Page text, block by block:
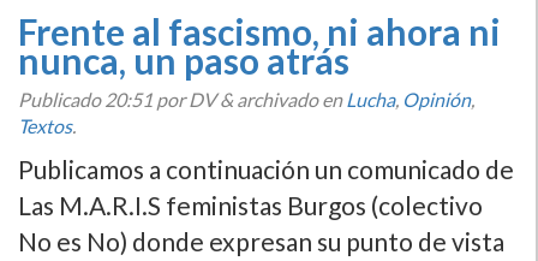
Frente al fascismo, ni ahora ni
nunca, un paso atrás
Publicado20:51 por DV&archivado enLucha, Opinión,
Textos.
Publicamos a continuación un comunicado de
Las M.A.R.I.S feministas Burgos (colectivo
No es No) donde expresan su punto de vista